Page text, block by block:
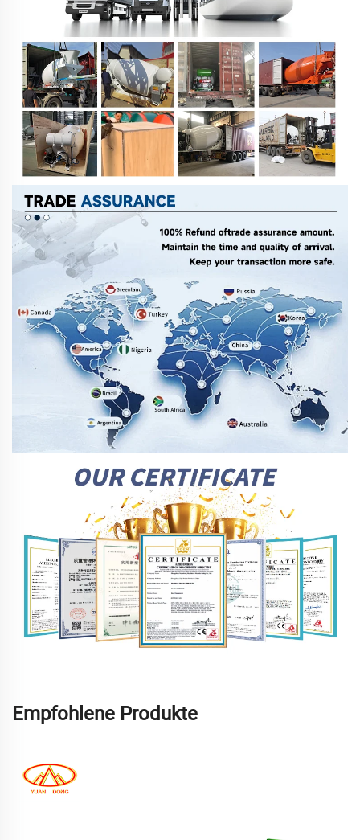
Empfohlene Produkte